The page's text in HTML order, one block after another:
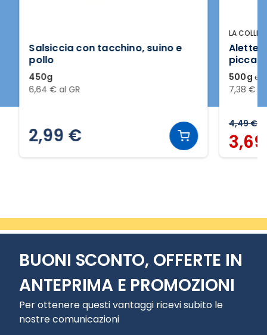
Salsiccia con tacchino, suino e
pollo
450g
6,64 € al GR
2,99 €
LA COLLINA
Alette
piccanti
500g ℮
7,38 € al
4,49 €
3,69
BUONI SCONTO, OFFERTE IN
ANTEPRIMA E PROMOZIONI
Per ottenere questi vantaggi ricevi subito le
nostre comunicazioni